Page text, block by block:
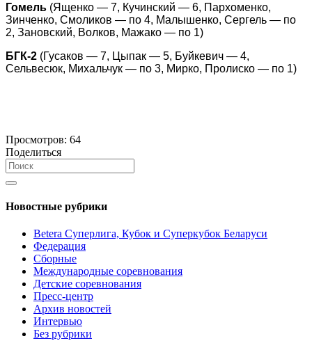
Гомель (Ященко — 7, Кучинский — 6, Пархоменко,
Зинченко, Смоликов — по 4, Малышенко, Сергель — по
2, Зановский, Волков, Мажако — по 1)
БГК-2 (Гусаков — 7, Цыпак — 5, Буйкевич — 4,
Сельвесюк, Михальчук — по 3, Мирко, Пролиско — по 1)
Просмотров: 64
Поделиться
Новостные рубрики
Betera Суперлига, Кубок и Суперкубок Беларуси
Федерация
Сборные
Международные соревнования
Детские соревнования
Пресс-центр
Архив новостей
Интервью
Без рубрики